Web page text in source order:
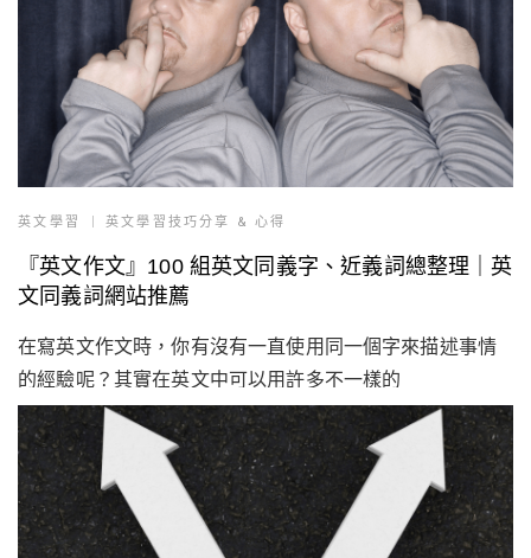
英文學習 英文學習技巧分享 & 心得
『英文作文』100 組英文同義字、近義詞總整理｜英
文同義詞網站推薦
在寫英文作文時，你有沒有一直使用同一個字來描述事情
的經驗呢？其實在英文中可以用許多不一樣的